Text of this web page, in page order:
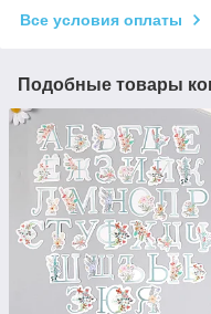
Все условия оплаты
Подобные товары